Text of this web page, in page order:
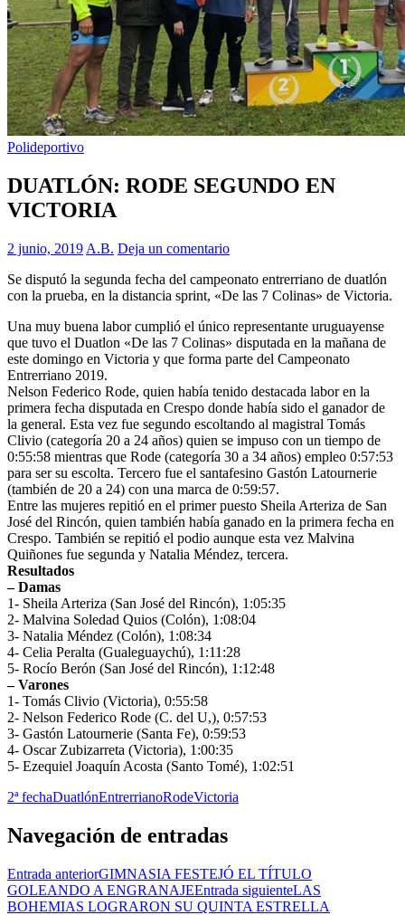
Polideportivo
DUATLÓN: RODE SEGUNDO EN
VICTORIA
2 junio, 2019 A.B. Deja un comentario
Se disputó la segunda fecha del campeonato entrerriano de duatlón
con la prueba, en la distancia sprint, «De las 7 Colinas» de Victoria.
Una muy buena labor cumplió el único representante uruguayense
que tuvo el Duatlon «De las 7 Colinas» disputada en la mañana de
este domingo en Victoria y que forma parte del Campeonato
Entrerriano 2019.
Nelson Federico Rode, quien había tenido destacada labor en la
primera fecha disputada en Crespo donde había sido el ganador de
la general. Esta vez fue segundo escoltando al magistral Tomás
Clivio (categoría 20 a 24 años) quien se impuso con un tiempo de
0:55:58 mientras que Rode (categoría 30 a 34 años) empleo 0:57:53
para ser su escolta. Tercero fue el santafesino Gastón Latournerie
(también de 20 a 24) con una marca de 0:59:57.
Entre las mujeres repitió en el primer puesto Sheila Arteriza de San
José del Rincón, quien también había ganado en la primera fecha en
Crespo. También se repitió el podio aunque esta vez Malvina
Quiñones fue segunda y Natalia Méndez, tercera.
Resultados
– Damas
1- Sheila Arteriza (San José del Rincón), 1:05:35
2- Malvina Soledad Quios (Colón), 1:08:04
3- Natalia Méndez (Colón), 1:08:34
4- Celia Peralta (Gualeguaychú), 1:11:28
5- Rocío Berón (San José del Rincón), 1:12:48
– Varones
1- Tomás Clivio (Victoria), 0:55:58
2- Nelson Federico Rode (C. del U,), 0:57:53
3- Gastón Latournerie (Santa Fe), 0:59:53
4- Oscar Zubizarreta (Victoria), 1:00:35
5- Ezequiel Joaquín Acosta (Santo Tomé), 1:02:51
2ª fechaDuatlónEntrerrianoRodeVictoria
Navegación de entradas
Entrada anteriorGIMNASIA FESTEJÓ EL TÍTULO
GOLEANDO A ENGRANAJEEntrada siguienteLAS
BOHEMIAS LOGRARON SU QUINTA ESTRELLA